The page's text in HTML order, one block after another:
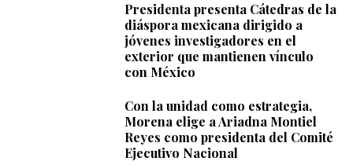
Presidenta presenta Cátedras de la
diáspora mexicana dirigido a
jóvenes investigadores en el
exterior que mantienen vínculo
con México
Con la unidad como estrategia,
Morena elige a Ariadna Montiel
Reyes como presidenta del Comité
Ejecutivo Nacional